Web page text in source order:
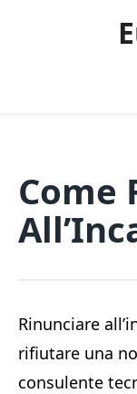
Come
Rinunciare
rifiutare una
consulente